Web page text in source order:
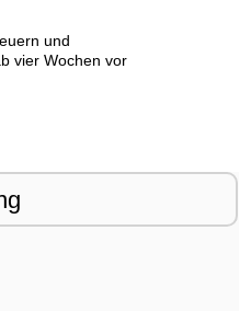
und
vier Wochen vor